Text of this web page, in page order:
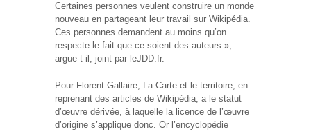
Certaines personnes veulent construire un monde
nouveau en partageant leur travail sur Wikipédia.
Ces personnes demandent au moins qu’on
respecte le fait que ce soient des auteurs »,
argue-t-il, joint par leJDD.fr.
Pour Florent Gallaire, La Carte et le territoire, en
reprenant des articles de Wikipédia, a le statut
d’œuvre dérivée, à laquelle la licence de l’œuvre
d’origine s’applique donc. Or l’encyclopédie